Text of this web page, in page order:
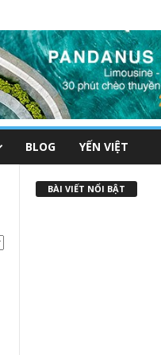
BLOG YẾN VIỆT
BÀI VIẾT NỔI BẬT